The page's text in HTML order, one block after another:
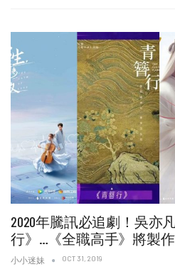
2020年騰訊必追劇！吳亦
行》…《全職高手》將製作
小小迷妹 OCT 31, 2019